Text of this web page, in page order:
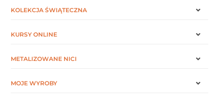
KOLEKCJA ŚWIĄTECZNA
KURSY ONLINE
METALIZOWANE NICI
MOJE WYROBY